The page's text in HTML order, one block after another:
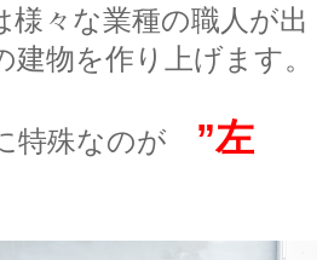
々な業種の職人が出
建物を作り上げます。
特殊なのが ”左